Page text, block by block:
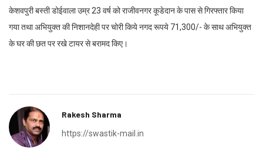
केशवपुरी बस्ती डोईवाला उम्र 23 वर्ष को राजीवनगर कूडेदान के पास से गिरफ्तार किया
गया तथा अभियुक्त की निशानदेही पर चोरी किये नगद रूपये 71,300/- के साथ अभियुक्त
के घर की छत पर रखे टायर से बरामद किए।
Rakesh Sharma
https://swastik-mail.in